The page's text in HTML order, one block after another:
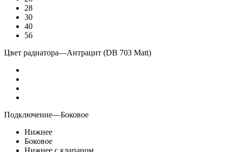
28
30
40
56
Цвет радиатора—Антрацит (DB 703 Matt)
Подключение—Боковое
Нижнее
Боковое
Нижнее с клапаном